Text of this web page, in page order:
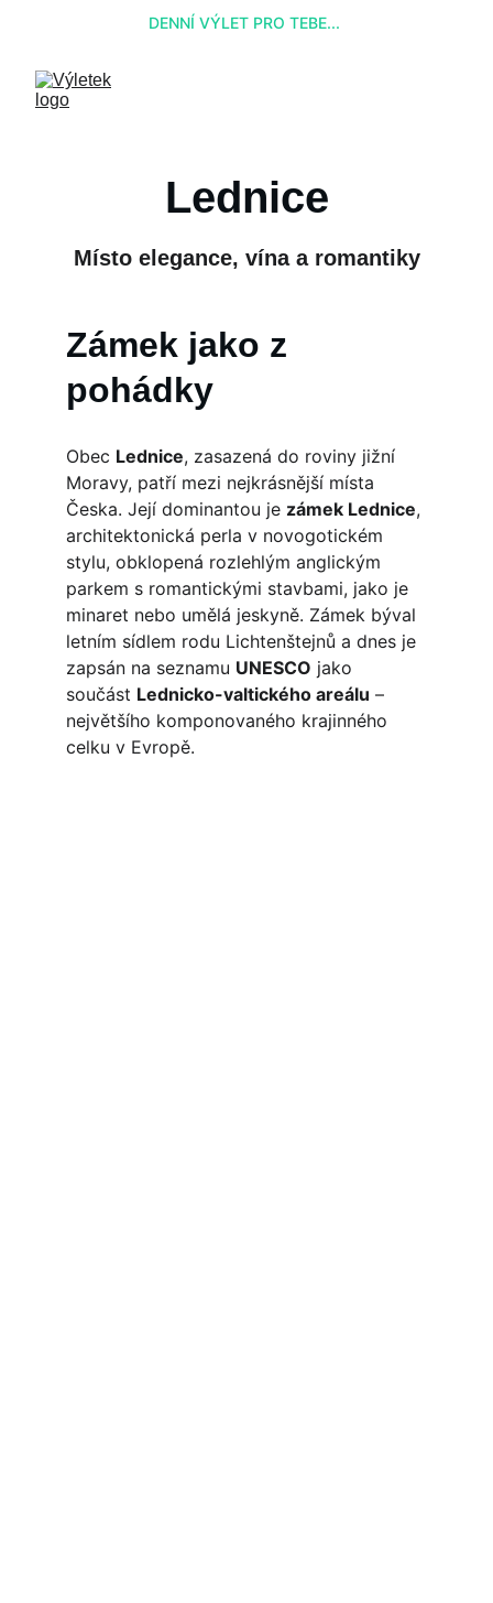
DENNÍ VÝLET PRO TEBE...
Lednice
Místo elegance, vína a romantiky
Zámek jako z
pohádky
Obec Lednice, zasazená do roviny jižní
Moravy, patří mezi nejkrásnější místa
Česka. Její dominantou je zámek Lednice,
architektonická perla v novogotickém
stylu, obklopená rozlehlým anglickým
parkem s romantickými stavbami, jako je
minaret nebo umělá jeskyně. Zámek býval
letním sídlem rodu Lichtenštejnů a dnes je
zapsán na seznamu UNESCO jako
součást Lednicko-valtického areálu –
největšího komponovaného krajinného
celku v Evropě.